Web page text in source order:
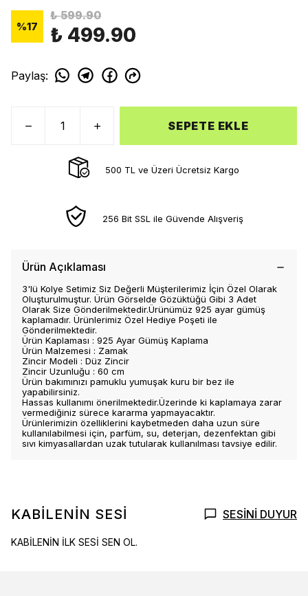
%17
₺ 599.90
₺ 499.90
Paylaş:
SEPETE EKLE
500 TL ve Üzeri Ücretsiz Kargo
256 Bit SSL ile Güvende Alışveriş
Ürün Açıklaması
3'lü Kolye Setimiz Siz Değerli Müşterilerimiz İçin Özel Olarak
Oluşturulmuştur. Ürün Görselde Gözüktüğü Gibi 3 Adet
Olarak Size Gönderilmektedir.Ürünümüz 925 ayar gümüş
kaplamadır. Ürünlerimiz Özel Hediye Poşeti ile
Gönderilmektedir.
Ürün Kaplaması : 925 Ayar Gümüş Kaplama
Ürün Malzemesi : Zamak
Zincir Modeli : Düz Zincir
Zincir Uzunluğu : 60 cm
Ürün bakımınızı pamuklu yumuşak kuru bir bez ile
yapabilirsiniz.
Hassas kullanımı önerilmektedir.Üzerinde ki kaplamaya zarar
vermediğiniz sürece kararma yapmayacaktır.
Ürünlerimizin özelliklerini kaybetmeden daha uzun süre
kullanılabilmesi için, parfüm, su, deterjan, dezenfektan gibi
sıvı kimyasallardan uzak tutularak kullanılması tavsiye edilir.
KABİLENİN SESİ SESİNİ DUYUR
KABİLENİN İLK SESİ SEN OL.